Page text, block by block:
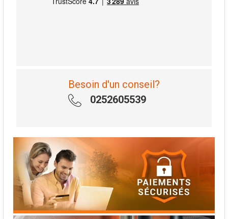
Besoin d'un conseil?
0252605539